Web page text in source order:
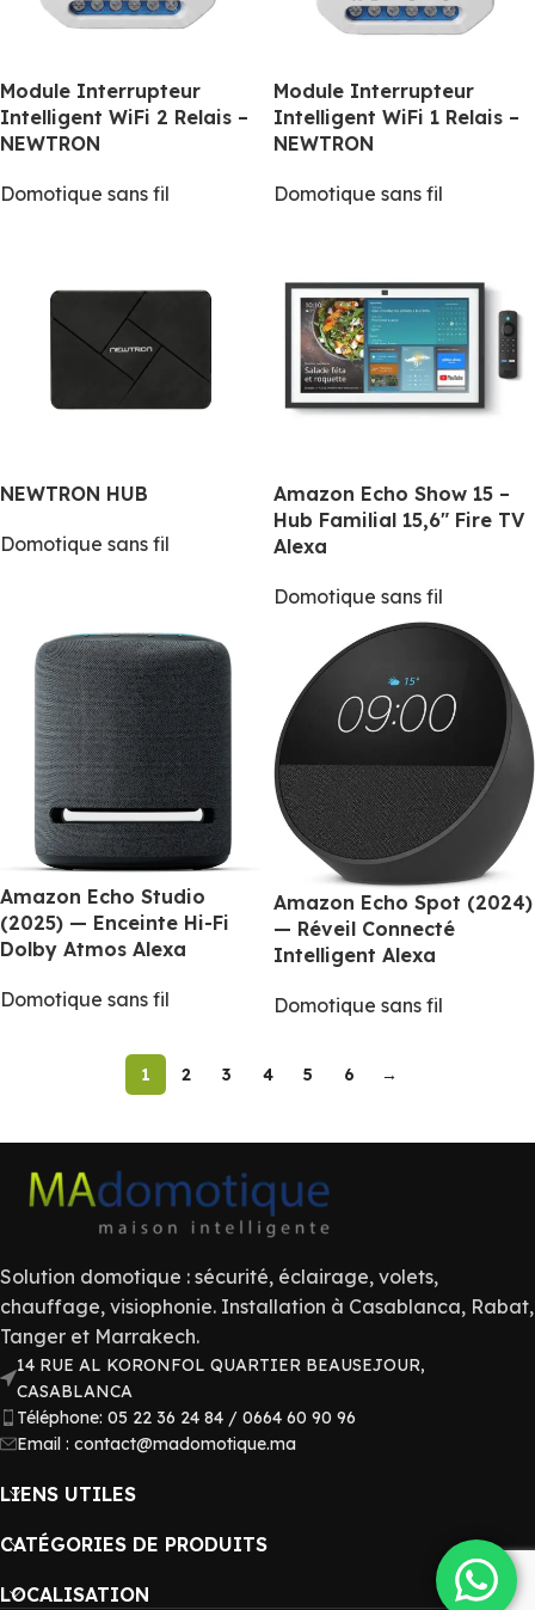
Module Interrupteur
Intelligent WiFi 2 Relais –
NEWTRON
Domotique sans fil
Module Interrupteur
Intelligent WiFi 1 Relais –
NEWTRON
Domotique sans fil
NEWTRON HUB
Domotique sans fil
Amazon Echo Show 15 –
Hub Familial 15,6″ Fire TV
Alexa
Domotique sans fil
Amazon Echo Studio
(2025) — Enceinte Hi-Fi
Dolby Atmos Alexa
Domotique sans fil
Amazon Echo Spot (2024)
— Réveil Connecté
Intelligent Alexa
Domotique sans fil
1 2 3 4 5 6 →
Solution domotique : sécurité, éclairage, volets,
chauffage, visiophonie. Installation à Casablanca, Rabat,
Tanger et Marrakech.
14 RUE AL KORONFOL QUARTIER BEAUSEJOUR,
CASABLANCA
Téléphone: 05 22 36 24 84 / 0664 60 90 96
Email : contact@madomotique.ma
LIENS UTILES
CATÉGORIES DE PRODUITS
LOCALISATION